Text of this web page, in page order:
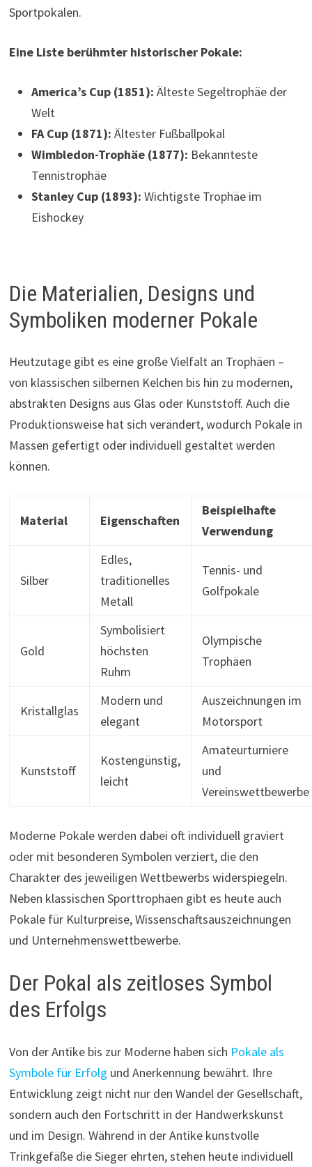
Sportpokalen.
Eine Liste berühmter historischer Pokale:
America’s Cup (1851): Älteste Segeltrophäe der
Welt
FA Cup (1871): Ältester Fußballpokal
Wimbledon-Trophäe (1877): Bekannteste
Tennistrophäe
Stanley Cup (1893): Wichtigste Trophäe im
Eishockey
Die Materialien, Designs und
Symboliken moderner Pokale
Heutzutage gibt es eine große Vielfalt an Trophäen –
von klassischen silbernen Kelchen bis hin zu modernen,
abstrakten Designs aus Glas oder Kunststoff. Auch die
Produktionsweise hat sich verändert, wodurch Pokale in
Massen gefertigt oder individuell gestaltet werden
können.
Material Eigenschaften
Beispielhafte
Verwendung
Silber
Edles,
traditionelles
Metall
Tennis- und
Golfpokale
Gold
Symbolisiert
höchsten
Ruhm
Olympische
Trophäen
Kristallglas
Modern und
elegant
Auszeichnungen im
Motorsport
Kunststoff
Kostengünstig,
leicht
Amateurturniere
und
Vereinswettbewerbe
Moderne Pokale werden dabei oft individuell graviert
oder mit besonderen Symbolen verziert, die den
Charakter des jeweiligen Wettbewerbs widerspiegeln.
Neben klassischen Sporttrophäen gibt es heute auch
Pokale für Kulturpreise, Wissenschaftsauszeichnungen
und Unternehmenswettbewerbe.
Der Pokal als zeitloses Symbol
des Erfolgs
Von der Antike bis zur Moderne haben sich Pokale als
Symbole für Erfolg und Anerkennung bewährt. Ihre
Entwicklung zeigt nicht nur den Wandel der Gesellschaft,
sondern auch den Fortschritt in der Handwerkskunst
und im Design. Während in der Antike kunstvolle
Trinkgefäße die Sieger ehrten, stehen heute individuell